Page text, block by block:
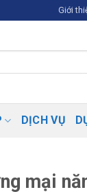
Giới
DỊCH VỤ
mại